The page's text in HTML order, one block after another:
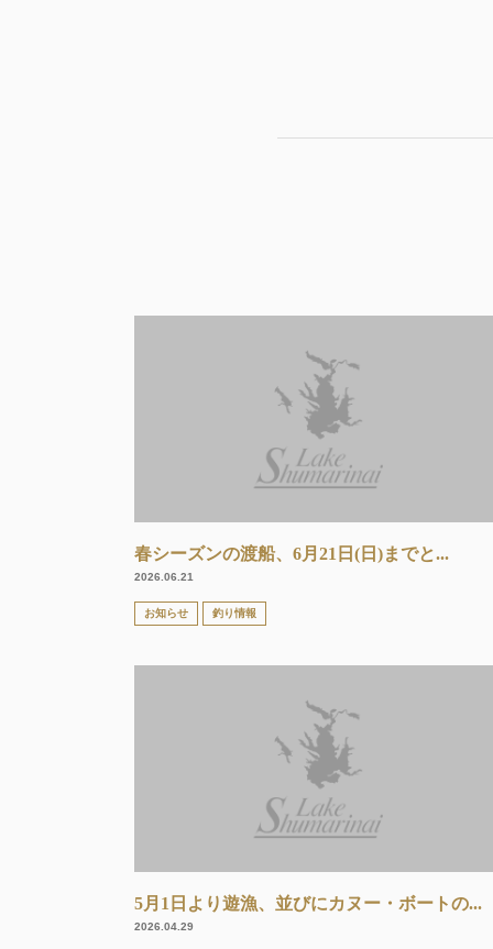
春シーズンの渡船、6月21日(日)までと...
2026.06.21
お知らせ 釣り情報
5月1日より遊漁、並びにカヌー・ボートの...
2026.04.29